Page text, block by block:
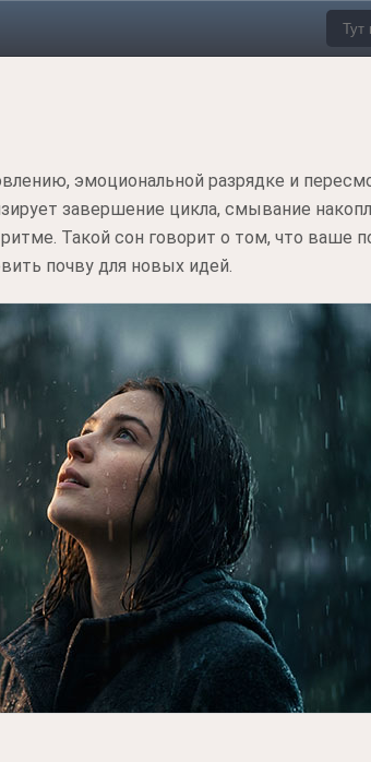
эмоциональной разрядке и
завершение цикла, смывание
Такой сон говорит о том, что ваше
почву для новых идей.